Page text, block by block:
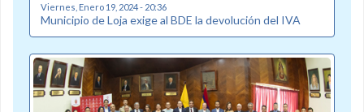
Viernes, Enero 19, 2024 - 20:36
Municipio de Loja exige al BDE la devolución del IVA